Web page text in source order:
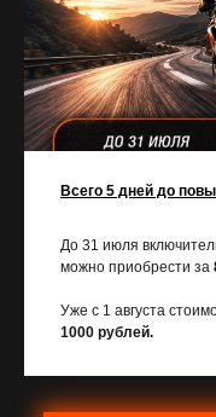
Всего 5 дней до
До 31 июля
можно приобрести за
Уже с 1 августа
1000 рублей.